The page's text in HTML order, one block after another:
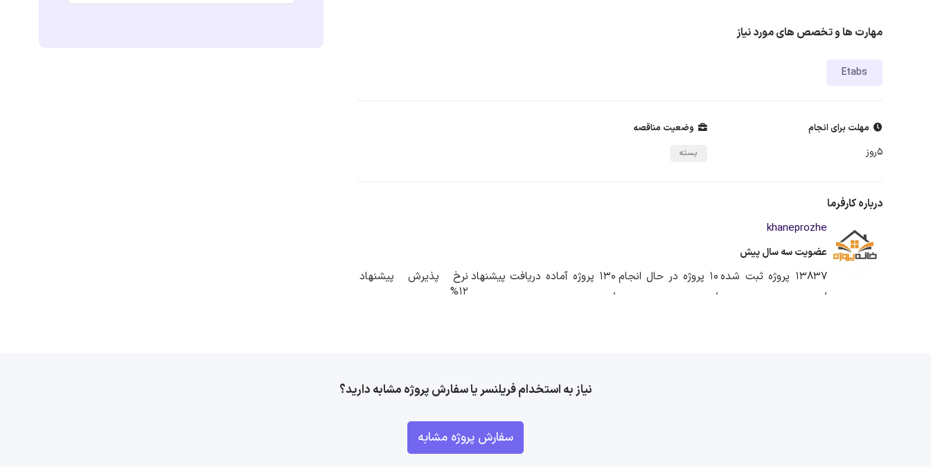
مهارت ها و تخصص های مورد نیاز
Etabs
مهلت برای انجام
5روز
وضعیت مناقصه
بسته
درباره کارفرما
khaneprozhe
عضویت سه سال پیش
13837 پروژه ثبت شده
،
10 پروژه در حال انجام
،
130 پروژه آماده دریافت پیشنهاد
،
نرخ پذیرش پیشنهاد
12%
نیاز به استخدام فریلنسر یا سفارش پروژه مشابه دارید؟
سفارش پروژه مشابه